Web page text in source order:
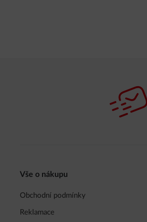
Vše o nákupu
Obchodní podmínky
Reklamace